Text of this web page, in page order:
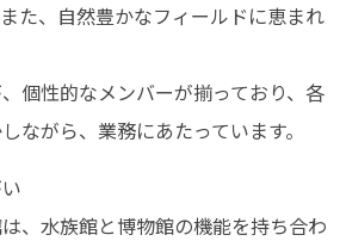
た、自然豊かなフィールドに恵まれ
個性的なメンバーが揃っており、各
ながら、業務にあたっています。
、水族館と博物館の機能を持ち合わ